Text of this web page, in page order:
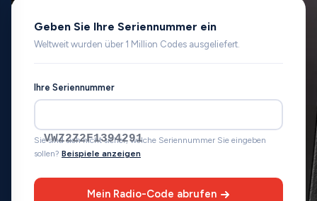
Geben Sie Ihre Seriennummer ein
Weltweit wurden über 1 Million Codes ausgeliefert.
Ihre Seriennummer
VWZ2Z2F1394291
Sie sind sich nicht sicher, welche Seriennummer Sie eingeben
sollen? Beispiele anzeigen
Mein Radio-Code abrufen